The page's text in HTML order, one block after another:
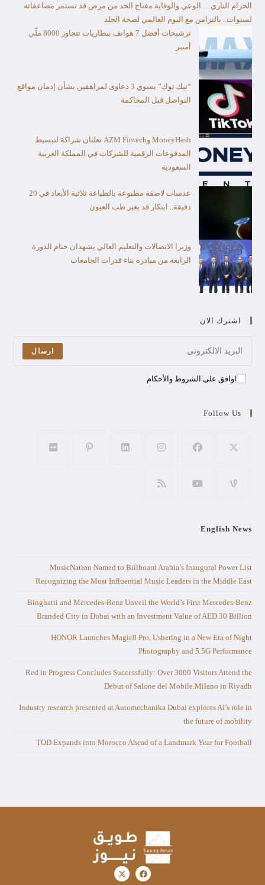
الحزام الناري… الوعي والوقاية مفتاح الحد من مرض قد تستمر مضاعفاته
لسنوات.. بالتزامن مع اليوم العالمي لصحة الجلد
ترشيحات أفضل 7 هواتف ببطاريات تتجاوز 8000 ملّي
أمبير
“تيك توك” يسوي 3 دعاوى لمراهقين بشأن إدمان مواقع
التواصل قبل المحاكمة
MoneyHash وAZM Fintech تعلنان شراكة لتبسيط
المدفوعات الرقمية للشركات في المملكة العربية
السعودية
عدسات لاصقة مطبوعة بالطباعة ثلاثية الأبعاد في 20
دقيقة.. ابتكار قد يغير طب العيون
وزيرا الاتصالات والتعليم العالي يشهدان ختام الدورة
الرابعة من مبادرة بناء قدرات الجامعات
اشترك الان
ارسال
اوافق على الشروط والأحكام
Follow Us
English News
MusicNation Named to Billboard Arabia’s Inaugural Power List
Recognizing the Most Influential Music Leaders in the Middle East
Binghatti and Mercedes-Benz Unveil the World’s First Mercedes-Benz
Branded City in Dubai with an Investment Value of AED 30 Billion
HONOR Launches Magic8 Pro, Ushering in a New Era of Night
Photography and 5.5G Performance
Red in Progress Concludes Successfully: Over 3000 Visitors Attend the
Debut of Salone del Mobile.Milano in Riyadh
Industry research presented at Automechanika Dubai explores AI’s role in
the future of mobility
TOD Expands into Morocco Ahead of a Landmark Year for Football